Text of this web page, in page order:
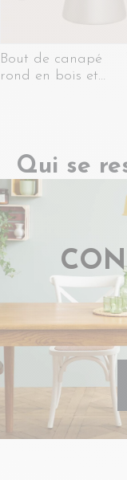
Bout de canapé
rond en bois et
Qui se